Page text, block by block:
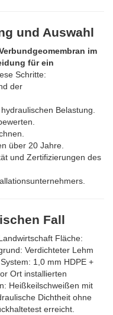
und Auswahl
im
für ein
Schritte:
der
Belastung.
über 20 Jahre.
und Zertifizierungen des
Fall
Fläche:
Verdichteter Lehm
1,0 mm HDPE +
Ort installierten
Heißkeilschweißen mit
Dichtheit ohne
erreicht.